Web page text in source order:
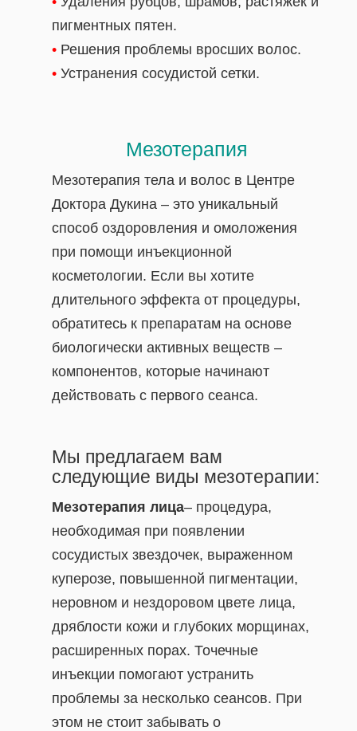
пигментных пятен.
• Решения проблемы вросших волос.
• Устранения сосудистой сетки.
Мезотерапия
Мезотерапия тела и волос в Центре
Доктора Дукина – это уникальный
способ оздоровления и омоложения
при помощи инъекционной
косметологии. Если вы хотите
длительного эффекта от процедуры,
обратитесь к препаратам на основе
биологически активных веществ –
компонентов, которые начинают
действовать с первого сеанса.
Мы предлагаем вам
следующие виды мезотерапии:
Мезотерапия лица– процедура,
необходимая при появлении
сосудистых звездочек, выраженном
куперозе, повышенной пигментации,
неровном и нездоровом цвете лица,
дряблости кожи и глубоких морщинах,
расширенных порах. Точечные
инъекции помогают устранить
проблемы за несколько сеансов. При
этом не стоит забывать о